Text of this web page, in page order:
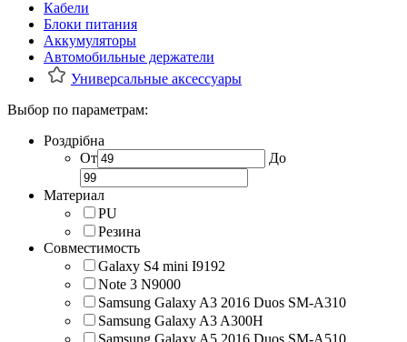
Кабели
Блоки питания
Аккумуляторы
Автомобильные держатели
Универсальные аксессуары
Выбор по параметрам:
Роздрібна
От
До
Материал
PU
Резина
Совместимость
Galaxy S4 mini I9192
Note 3 N9000
Samsung Galaxy A3 2016 Duos SM-A310
Samsung Galaxy A3 A300H
Samsung Galaxy A5 2016 Duos SM-A510